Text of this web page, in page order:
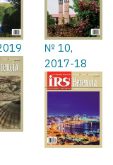
№ 10,
2017-18